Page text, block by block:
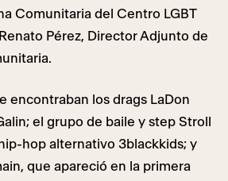
Comunitaria del Centro LGBT
Pérez, Director Adjunto de
encontraban los drags LaDon
el grupo de baile y step Stroll
hop alternativo 3blackkids; y
que apareció en la primera